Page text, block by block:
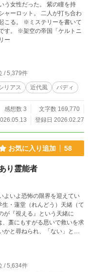
う女性だった。 紫の瞳を持
。 二人が打ち合わ
ーを書いて
す。 ※架空の帝国「ケルトニ
ー
/ 5,379件
リアス 近代風 バディ
感想数 3
文字数 169,770
登録日 2026.02.27
お気に入り追加 58
り霊能者
・蓮堂（れんどう）天緒（て
、藁にもすがる思いで救いを求
。 呪われた作家
に
いました✨
/ 5,634件